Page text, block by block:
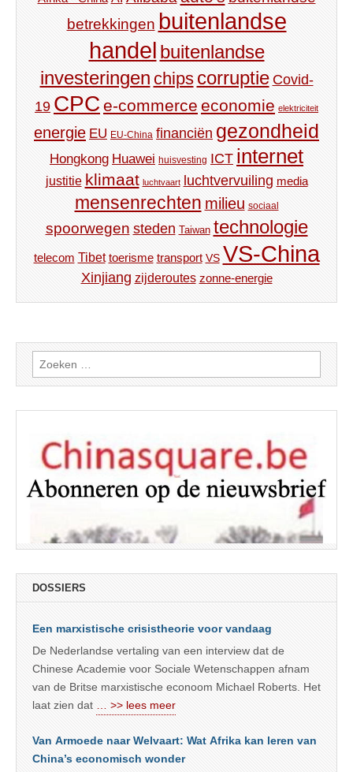
betrekkingen buitenlandse
handel buitenlandse
investeringen chips corruptie Covid-
19 CPC e-commerce economie elektriciteit
energie EU EU-China financiën gezondheid
Hongkong Huawei huisvesting ICT internet
justitie klimaat luchtvaart luchtvervuiling media
mensenrechten milieu sociaal
spoorwegen steden Taiwan technologie
telecom Tibet toerisme transport VS VS-China
Xinjiang zijderoutes zonne-energie
Zoeken
naar:
DOSSIERS
Een marxistische crisistheorie voor vandaag
De Nederlandse vertaling van een interview dat de
Chinese Academie voor Sociale Wetenschappen afnam
van de Britse marxistische econoom Michael Roberts. Het
laat zien dat
… >> lees meer
Van Armoede naar Welvaart: Wat Afrika kan leren van
China’s economisch wonder